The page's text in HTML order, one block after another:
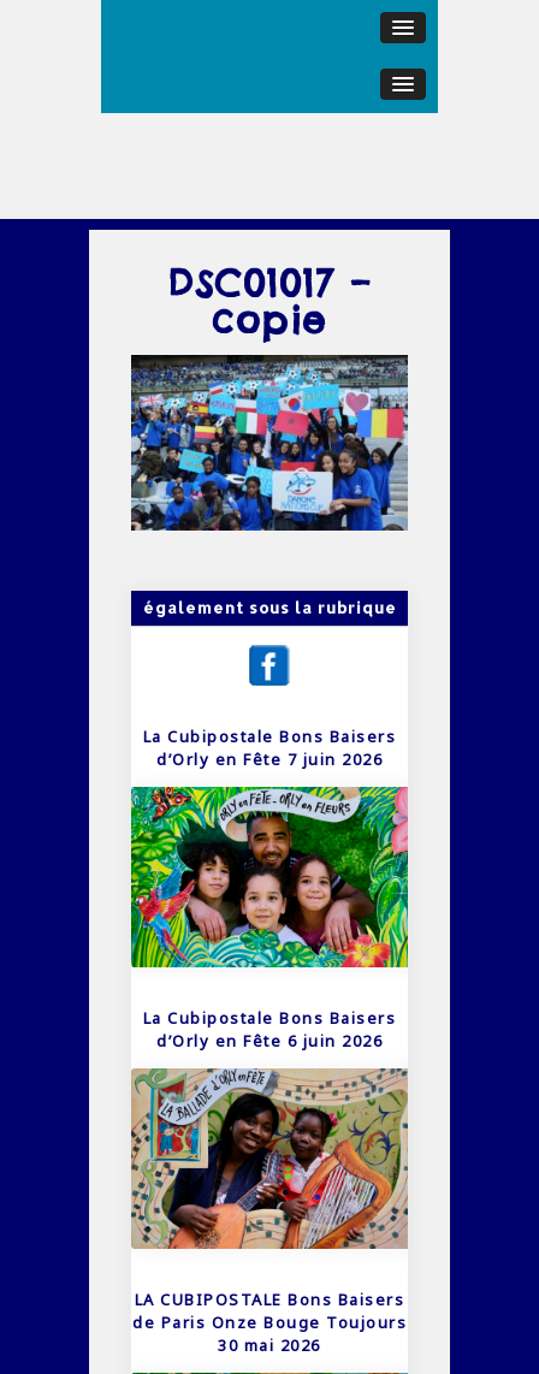
DSC01017 –
copie
également sous la rubrique
La Cubipostale Bons Baisers
d’Orly en Fête 7 juin 2026
La Cubipostale Bons Baisers
d’Orly en Fête 6 juin 2026
LA CUBIPOSTALE Bons Baisers
de Paris Onze Bouge Toujours
30 mai 2026